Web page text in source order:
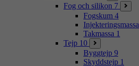
Fog och silikon 7
Fogskum 4
Injekteringsmassa
Takmassa 1
Tejp 10
Byggtejp 9
Skyddstejp 1